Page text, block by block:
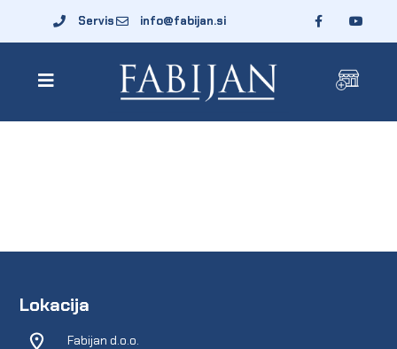
Servis info@fabijan.si
Lokacija
Fabijan d.o.o.